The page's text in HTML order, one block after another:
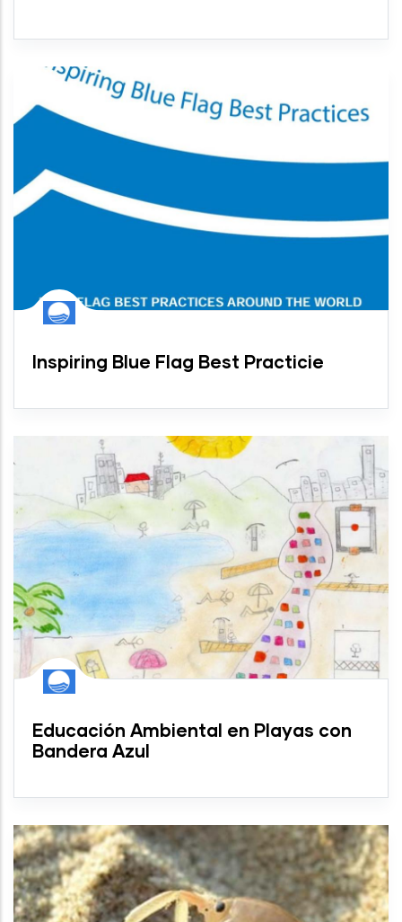
Inspiring Blue Flag Best Practicie
Educación Ambiental en Playas con
Bandera Azul